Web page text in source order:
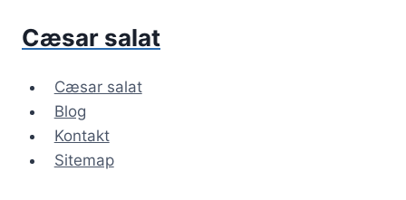
Cæsar salat
Cæsar salat
Blog
Kontakt
Sitemap